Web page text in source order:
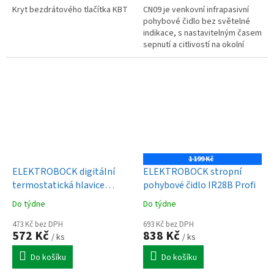
Kryt bezdrátového tlačítka KBT
CN09 je venkovní infrapasivní
pohybové čidlo bez světelné
indikace, s nastavitelným časem
sepnutí a citlivostí na okolní
světlo, určené pro spolehlivé
ELEKTROBOCK digitální
termostatická hlavice
HD13-L
Do týdne
473 Kč bez DPH
572 Kč / ks
Do košíku
1 199 Kč
ELEKTROBOCK stropní
pohybové čidlo IR28B Profi
Do týdne
693 Kč bez DPH
838 Kč / ks
Do košíku